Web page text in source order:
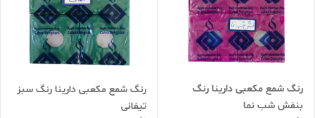
رنگ شمع مکعبی دارینا رنگ
بنفش شب نما
رنگ شمع مکعبی دارینا رنگ سبز
تیفانی